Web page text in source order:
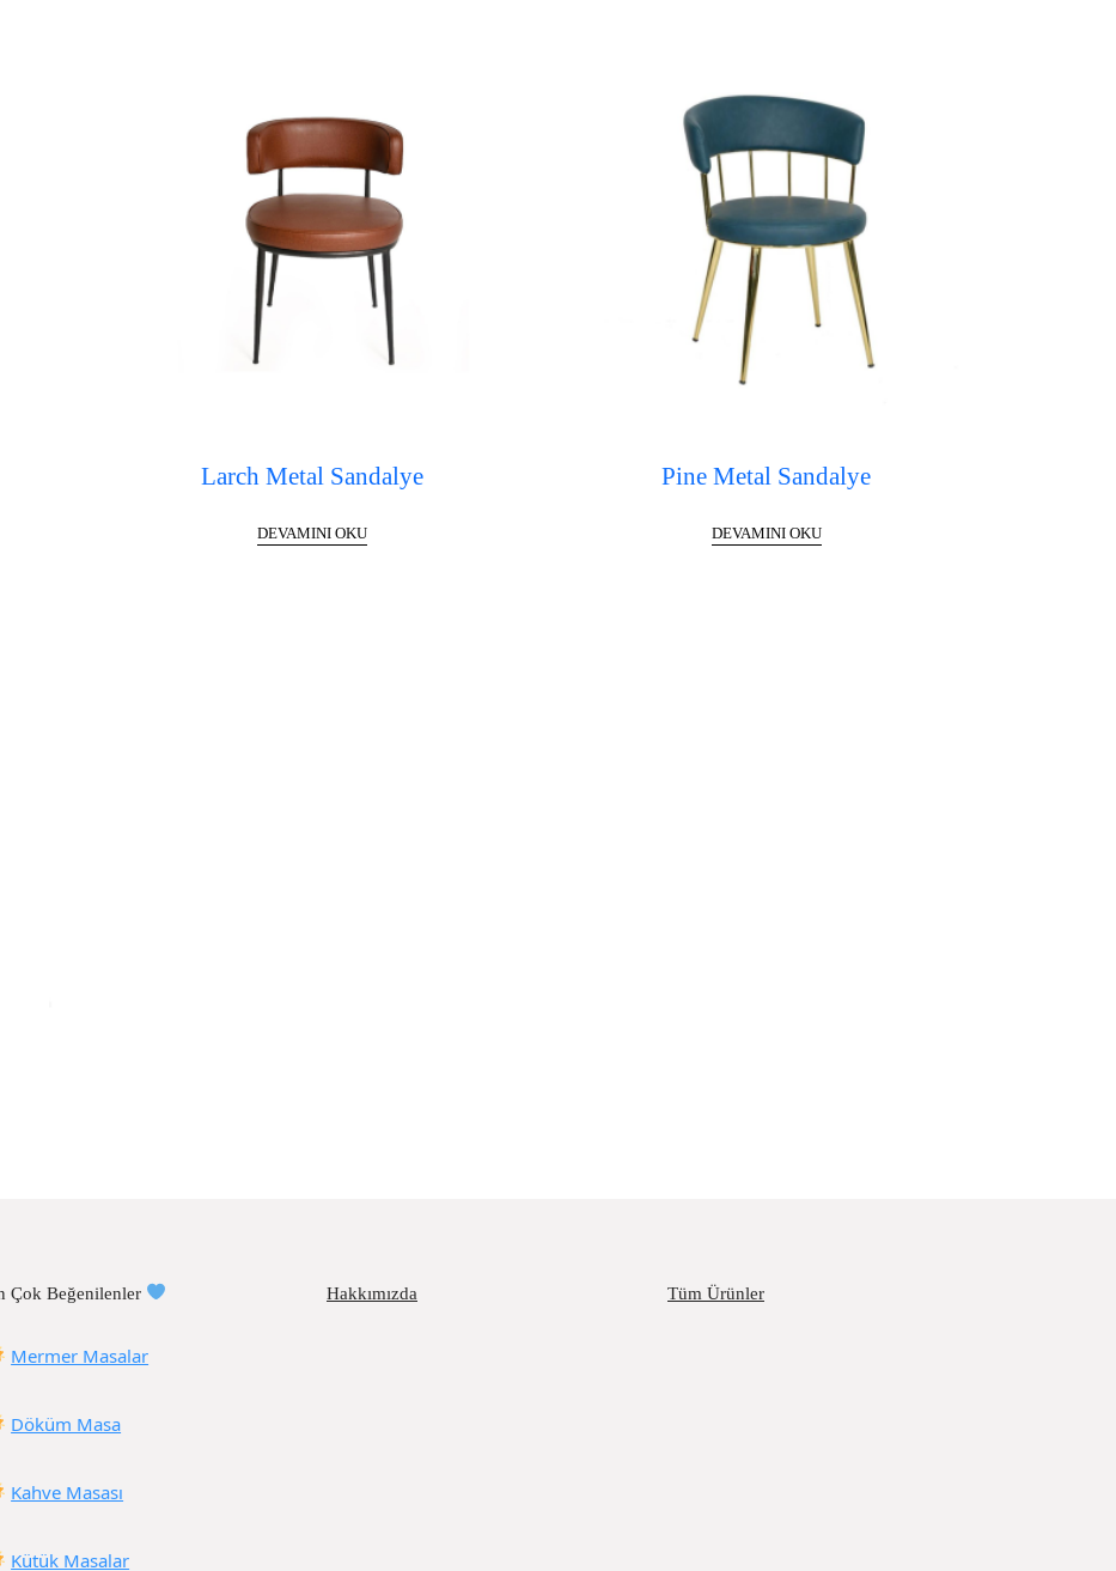
Larch Metal Sandalye
DEVAMINI OKU
Pine Metal Sandalye
DEVAMINI OKU
Çok Beğenilenler
Mermer Masalar
Döküm Masa
Kahve Masası
Kütük Masalar
Hakkımızda Tüm Ürünler